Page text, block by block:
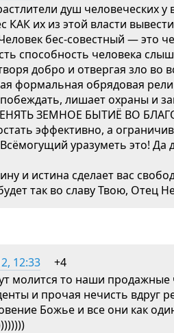
душ человеческих у
КАК их из этой власти
бес-совестный — это
способность человека
добро и отвергая зло во
формальная обрядовая
лишает охраны и
ЗЕМНОЕ БЫТИЁ ВО
эффективно, а
уразуметь это! Да
и истина сделает вас
так во славу Твою, Отец
12:33
+4
молится то наши
и прочая нечисть вдруг
Божье и все они как